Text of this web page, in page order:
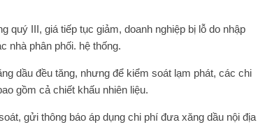
quý III, giá tiếp tục giảm, doanh nghiệp bị lỗ do nhập
nhà phân phối. hệ thống.
dầu đều tăng, nhưng để kiểm soát lạm phát, các chi
gồm cả chiết khấu nhiên liệu.
gửi thông báo áp dụng chi phí đưa xăng dầu nội địa